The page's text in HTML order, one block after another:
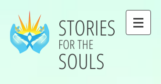
STORIES
FOR THE
SOULS